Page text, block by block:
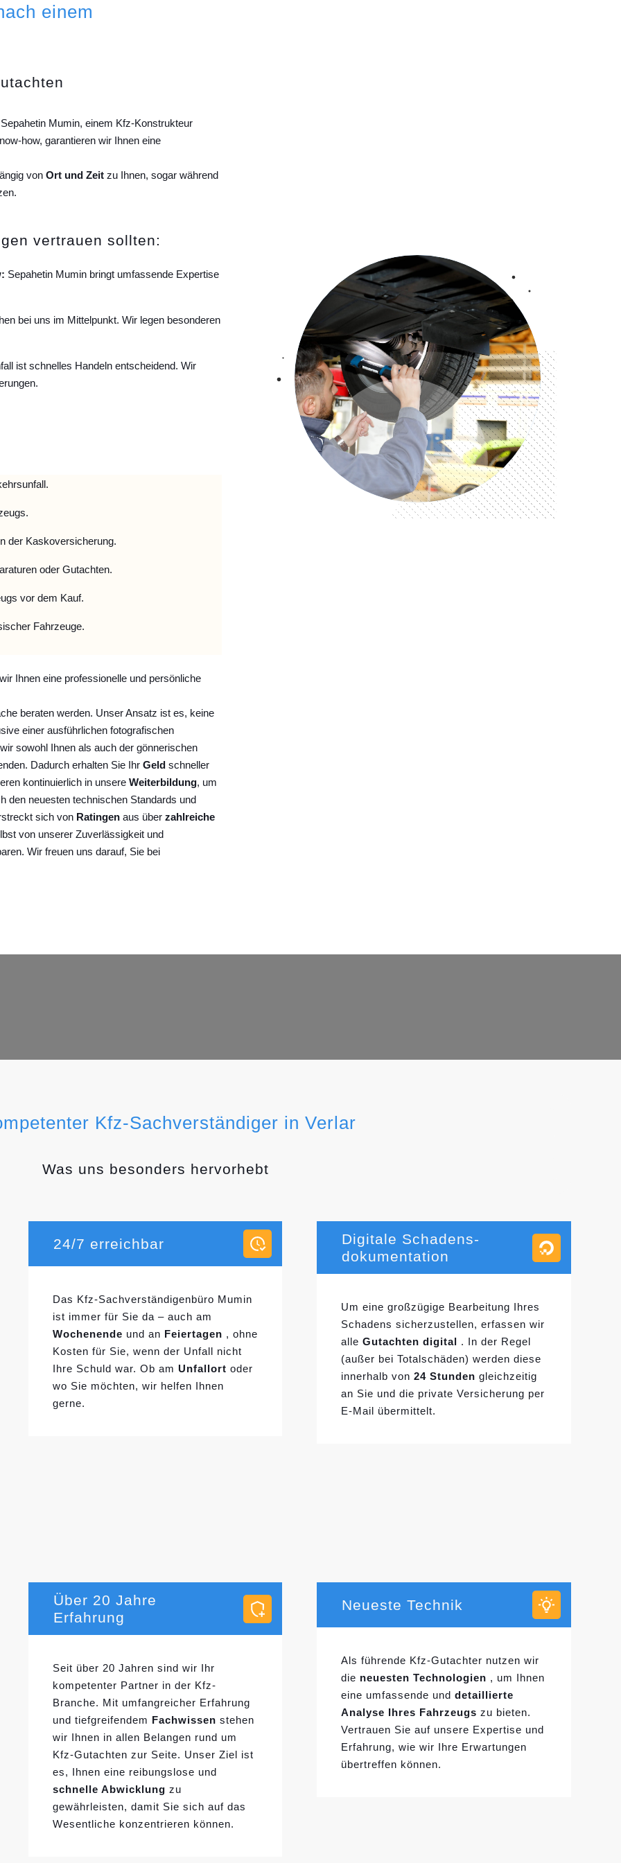
einem
Mumin, einem Kfz-Konstrukteur
how, garantieren wir Ihnen eine
von Ort und Zeit zu Ihnen, sogar während
vertrauen sollten:
Sepahetin Mumin bringt umfassende Expertise
bei uns im Mittelpunkt. Wir legen besonderen
ist schnelles Handeln entscheidend. Wir
der Kaskoversicherung.
oder Gutachten.
vor dem Kauf.
Fahrzeuge.
Ihnen eine professionelle und persönliche
beraten werden. Unser Ansatz ist es, keine
einer ausführlichen fotografischen
sowohl Ihnen als auch der gönnerischen
Dadurch erhalten Sie Ihr Geld schneller
kontinuierlich in unsere Weiterbildung, um
den neuesten technischen Standards und
sich von Ratingen aus über zahlreiche
von unserer Zuverlässigkeit und
Wir freuen uns darauf, Sie bei
Kfz-Sachverständiger in Verlar
Was uns besonders hervorhebt
24/7 erreichbar
Das Kfz-Sachverständigenbüro Mumin
ist immer für Sie da – auch am
Wochenende und an Feiertagen , ohne
Kosten für Sie, wenn der Unfall nicht
Ihre Schuld war. Ob am Unfallort oder
wo Sie möchten, wir helfen Ihnen
gerne.
Digitale Schadens-
dokumentation
Um eine großzügige Bearbeitung Ihres
Schadens sicherzustellen, erfassen wir
alleGutachten digital
. In der Regel
(außer bei Totalschäden) werden diese
innerhalb von24 Stunden gleichzeitig
an Sie und die private Versicherung per
E-Mail übermittelt.
Über 20 Jahre
Erfahrung
Seit über 20 Jahren sind wir Ihr
kompetenter Partner in der Kfz-
Branche. Mit umfangreicher Erfahrung
und tiefgreifendem Fachwissen stehen
wir Ihnen in allen Belangen rund um
Kfz-Gutachten zur Seite. Unser Ziel ist
es, Ihnen eine reibungslose und
schnelle Abwicklung zu
gewährleisten, damit Sie sich auf das
Wesentliche konzentrieren können.
Neueste Technik
Als führende Kfz-Gutachter nutzen wir
die neuesten Technologien , um Ihnen
eine umfassende unddetaillierte
Analyse Ihres Fahrzeugs zu bieten.
Vertrauen Sie auf unsere Expertise und
Erfahrung, wie wir Ihre Erwartungen
übertreffen können.